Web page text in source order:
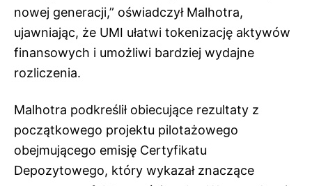
nowej generacji,” oświadczył Malhotra,
ujawniając, że UMI ułatwi tokenizację aktywów
finansowych i umożliwi bardziej wydajne
rozliczenia.
Malhotra podkreślił obiecujące rezultaty z
początkowego projektu pilotażowego
obejmującego emisję Certyfikatu
Depozytowego, który wykazał znaczące